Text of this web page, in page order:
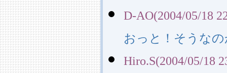
D-AO(2004/05/18
おっと！そうな
Hiro.S(2004/05/18